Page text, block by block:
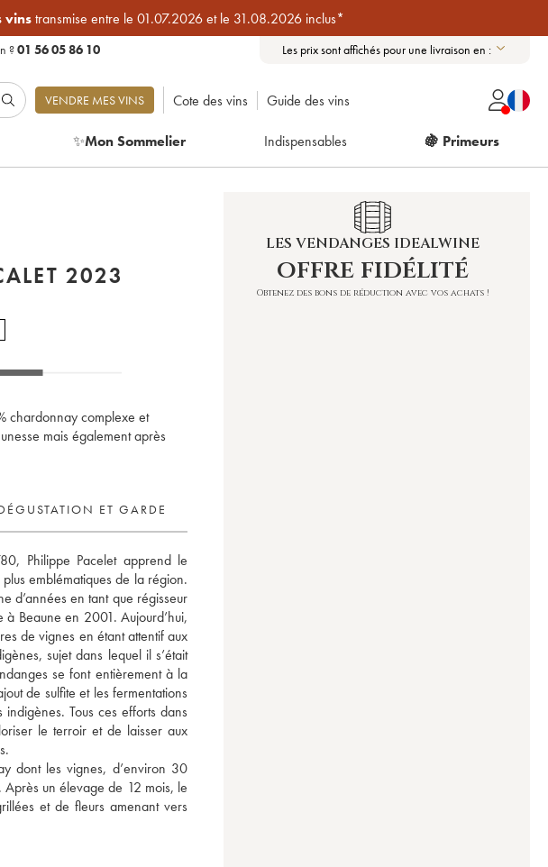
vinstransmise entre le 01.07.2026 et le 31.08.2026 inclus*
?01 56 05 86 10 Les prix sont affichés pour une livraison en :
VENDRE MES VINS Cote des vins Guide des vins
✨Mon Sommelier Indispensables 🍇 Primeurs
LADOIX PHILIPPE PACALET 2023
chardonnay complexe et
mais également après
ET GARDE
Philippe Pacelet apprend le
emblématiques de la région.
d’années en tant que régisseur
à Beaune en 2001. Aujourd’hui,
de vignes en étant attentif aux
sujet dans lequel il s’était
se font entièrement à la
de sulfite et les fermentations
Tous ces efforts dans
le terroir et de laisser aux
dont les vignes, d’environ 30
un élevage de 12 mois, le
et de fleurs amenant vers
LES VENDANGES IDEALWINE
offre fidélité
Obtenez des bons de réduction avec vos achats !